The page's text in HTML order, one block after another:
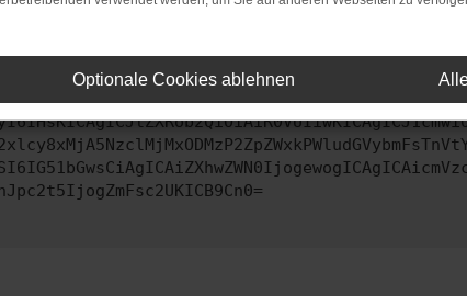
bitte. Wir werden versuchen, das Problem zu
Optionale Cookies ablehnen